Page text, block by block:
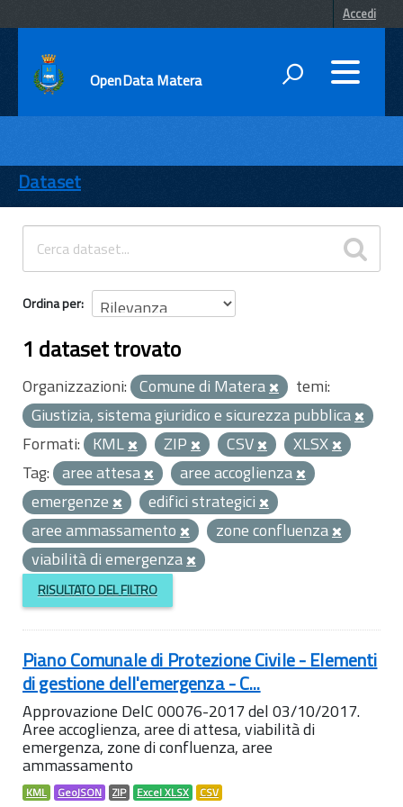
Accedi
OpenData Matera
ENTI
TEMI
INFORMAZIONI
Dataset
Ordina per
1 dataset trovato
Organizzazioni: Comune di Matera
temi:
Giustizia, sistema giuridico e sicurezza pubblica
Formati: KML ZIP CSV
XLSX
Tag: aree attesa
aree accoglienza
emergenze
edifici strategici
aree ammassamento
zone confluenza
viabilità di emergenza
RISULTATO DEL FILTRO
Piano Comunale di Protezione Civile - Elementi
di gestione dell'emergenza - C...
Approvazione DelC 00076-2017 del 03/10/2017.
Aree accoglienza, aree di attesa, viabilità di
emergenza, zone di confluenza, aree
ammassamento
KML GeoJSON ZIP Excel XLSX CSV